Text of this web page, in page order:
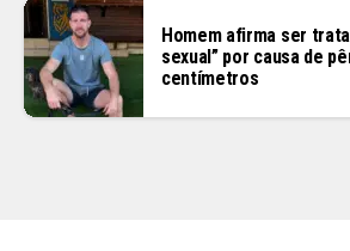
Homem afirma ser
sexual” por causa de
centímetros